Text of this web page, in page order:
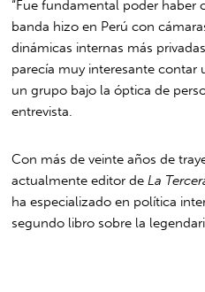
“Fue fundamental poder haber
banda hizo en Perú con
dinámicas internas más
parecía muy interesante contar
un grupo bajo la óptica de
entrevista.
Con más de veinte años de
actualmente editor de La
ha especializado en política
segundo libro sobre la